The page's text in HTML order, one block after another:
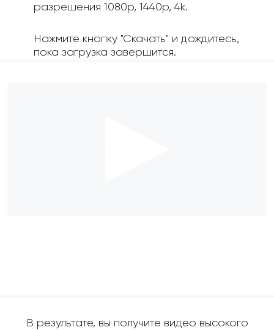
разрешения 1080p, 1440p, 4k.
Нажмите кнопку "Скачать" и дождитесь,
пока загрузка завершится.
В результате, вы получите видео высокого